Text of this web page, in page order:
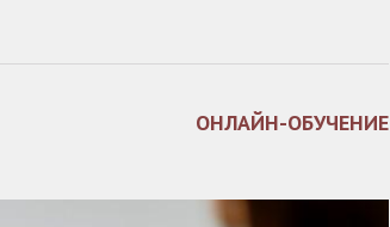
ОНЛАЙН-ОБУЧЕНИЕ